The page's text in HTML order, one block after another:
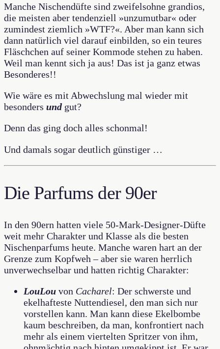
Manche Nischendüfte sind zweifelsohne grandios,
die meisten aber tendenziell »unzumutbar« oder
zumindest ziemlich »WTF?«. Aber man kann sich
dann natürlich viel darauf einbilden, so ein teures
Fläschchen auf seiner Kommode stehen zu haben.
Weil man kennt sich ja aus! Das ist ja ganz etwas
Besonderes!!
Wie wäre es mit Abwechslung mal wieder mit
besonders undgut?
Denn das ging doch alles schonmal!
Und damals sogar deutlich günstiger …
Die Parfums der 90er
In den 90ern hatten viele 50-Mark-Designer-Düfte
weit mehr Charakter und Klasse als die besten
Nischenparfums heute. Manche waren hart an der
Grenze zum Kopfweh – aber sie waren herrlich
unverwechselbar und hatten richtig Charakter:
LouLou von Cacharel: Der schwerste und
ekelhafteste Nuttendiesel, den man sich nur
vorstellen kann. Man kann diese Ekelbombe
kaum beschreiben, da man, konfrontiert nach
mehr als einem viertelten Spritzer von ihm,